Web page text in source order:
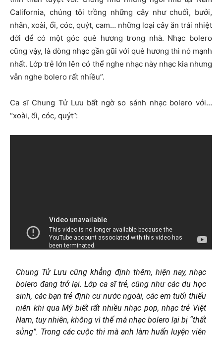
California, chúng tôi trồng những cây như chuối, bưởi,
nhãn, xoài, ổi, cóc, quýt, cam… những loại cây ăn trái nhiệt
đới để có một góc quê hương trong nhà. Nhạc bolero
cũng vậy, là dòng nhạc gần gũi với quê hương thì nó mạnh
nhất. Lớp trẻ lớn lên có thể nghe nhạc này nhạc kia nhưng
vẫn nghe bolero rất nhiều”.
Ca sĩ Chung Tử Lưu bất ngờ so sánh nhạc bolero với…
“xoài, ổi, cóc, quýt”:
Chung Tử Lưu cũng khẳng định thêm, hiện nay, nhạc
bolero đang trở lại. Lớp ca sĩ trẻ, cũng như các du học
sinh, các bạn trẻ định cư nước ngoài, các em tuổi thiếu
niên khi qua Mỹ biết rất nhiều nhạc pop, nhạc trẻ Việt
Nam, tuy nhiên, không vì thế mà nhạc bolero lại bị “thất
sủng”. Trong các cuộc thi mà anh làm huấn luyện viên